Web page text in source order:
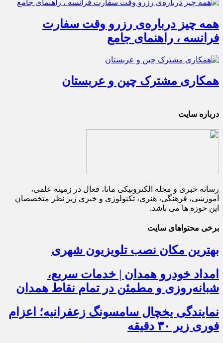
همه چیز درباره‌ی رزرو وقت سفارت
فرانسه ، راهنمای جامع
همکاری مشترک چین و عربستان
درباره سایت
رسانه خبری و مجله الکترونیکی مانا، فعال در زمینه علمی،
آموزشی، فرهنگی، هنری، تکنولوژی و خبری زیر نظر متخصصان
این حوزه ها می باشد.
برخی محتواهای سایت
بهترین مکان نصب تلویزیون شهری
امداد خودرو همدان | خدمات سریع،
شبانه‌روزی و مطمئن در تمام نقاط همدان
نمایندگی یخچال سامسونگ زعفرانیه؛ اعزام
فوری زیر ۳۰ دقیقه